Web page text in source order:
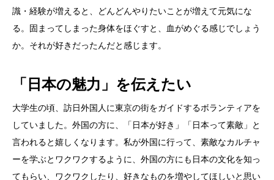
識・経験が増えると、どんどんやりたいことが増えて元気にな
る。固まってしまった身体をほぐすと、血がめぐる感じでしょう
か。それが好きだったんだと感じます。
「日本の魅力」を伝えたい
大学生の頃、訪日外国人に東京の街をガイドするボランティアを
していました。外国の方に、「日本が好き」「日本って素敵」と
言われると嬉しくなります。私が外国に行って、素敵なカルチャ
ーを学ぶとワクワクするように、外国の方にも日本の文化を知っ
てもらい、ワクワクしたり、好きなものを増やしてほしいと思い